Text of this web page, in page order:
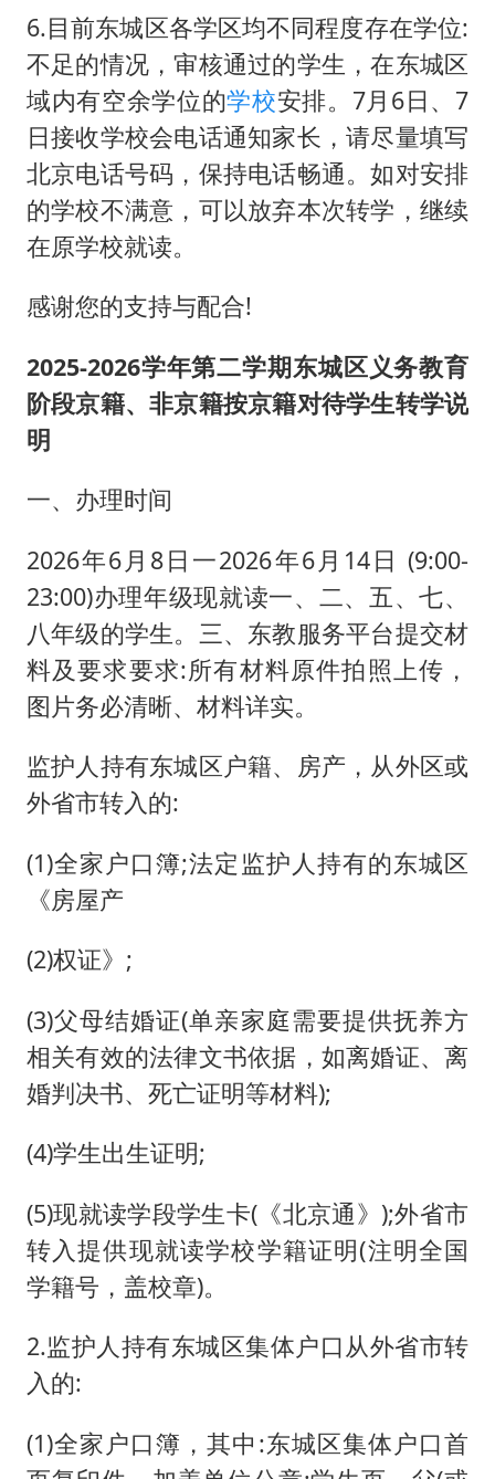
6.目前东城区各学区均不同程度存在学位:
不足的情况，审核通过的学生，在东城区
域内有空余学位的学校安排。7月6日、7
日接收学校会电话通知家长，请尽量填写
北京电话号码，保持电话畅通。如对安排
的学校不满意，可以放弃本次转学，继续
在原学校就读。
感谢您的支持与配合!
2025-2026学年第二学期东城区义务教育
阶段京籍、非京籍按京籍对待学生转学说
明
一、办理时间
2026年6月8日一2026年6月14日 (9:00-
23:00)办理年级现就读一、二、五、七、
八年级的学生。三、东教服务平台提交材
料及要求要求:所有材料原件拍照上传，
图片务必清晰、材料详实。
监护人持有东城区户籍、房产，从外区或
外省市转入的:
(1)全家户口簿;法定监护人持有的东城区
《房屋产
(2)权证》;
(3)父母结婚证(单亲家庭需要提供抚养方
相关有效的法律文书依据，如离婚证、离
婚判决书、死亡证明等材料);
(4)学生出生证明;
(5)现就读学段学生卡(《北京通》);外省市
转入提供现就读学校学籍证明(注明全国
学籍号，盖校章)。
2.监护人持有东城区集体户口从外省市转
入的:
(1)全家户口簿，其中:东城区集体户口首